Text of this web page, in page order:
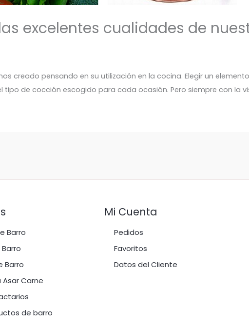
excelentes cualidades de
creado pensando en su utilización en la cocina. Elegir un
de cocción escogido para cada ocasión. Pero siempre con la
Barro
Barro
Carne
de barro
Mi Cuenta
Pedidos
Favoritos
Datos del Cliente